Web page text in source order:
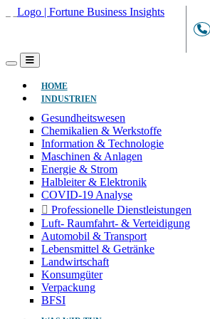
HOME(AKTUELL)
INDUSTRIEN
Gesundheitswesen
Chemikalien & Werkstoffe
Information & Technologie
Maschinen & Anlagen
Energie & Strom
Halbleiter & Elektronik
COVID-19 Analyse
Professionelle Dienstleistungen
Luft- Raumfahrt- & Verteidigung
Automobil & Transport
Lebensmittel & Getränke
Landwirtschaft
Konsumgüter
Verpackung
BFSI